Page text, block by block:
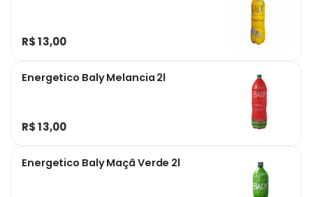
R$ 13,00
Energetico Baly Melancia 2l
R$ 13,00
Energetico Baly Maçã Verde 2l